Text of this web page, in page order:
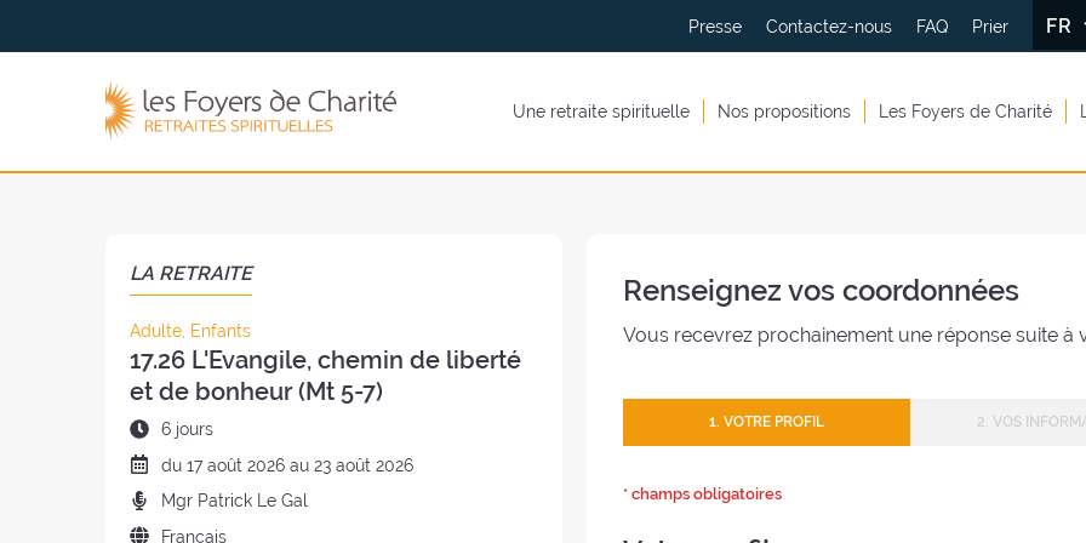
au
contenu
Presse Contactez-nous FAQ Prier FR
Une retraite spirituelle Nos propositions Les Foyers de Charité
LA RETRAITE
Catégorie
de
la
:
Adulte, Enfants
17.26 L'Evangile, chemin de liberté
et de bonheur (Mt 5-7)
Durée
de
retraite
:
6 jours
Date
de
du 17 août 2026 au 23 août 2026
Prédicateurs
:
Mgr Patrick Le Gal
Langue
Français
Renseignez vos coordonnées
Vous recevrez prochainement une réponse suite à
1. VOTRE PROFIL 2. VOS
* champs obligatoires